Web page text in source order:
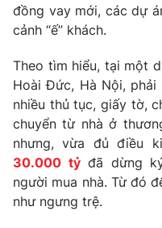
Phim VTV
Nhân vật
Khán giả
Giải sao mai
Giải trí
Điện ảnh
Âm nhạc
Sao
Đời sống
Du lịch
Làm đẹp
Chất lượng cuộc sống
Giáo dục
Tuyển sinh
Học trực tuyến
Công nghệ
Hitech Công nghệ tương
đồng vay mới, các dự
cảnh “ế” khách.
Theo tìm hiểu, tại một
Hoài Đức, Hà Nội,
nhiều thủ tục, giấy tờ,
chuyển từ nhà ở
nhưng, vừa đủ điều
30.000 tỷđã dừng
người mua nhà. Từ đó
như ngưng trệ.